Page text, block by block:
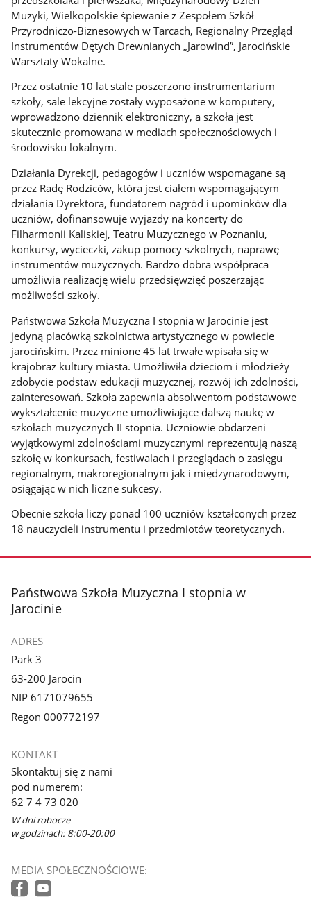
Muzyki, Wielkopolskie śpiewanie z Zespołem Szkół
Przyrodniczo-Biznesowych w Tarcach, Regionalny Przegląd
Instrumentów Dętych Drewnianych „Jarowind”, Jarocińskie
Warsztaty Wokalne.
Przez ostatnie 10 lat stale poszerzono instrumentarium
szkoły, sale lekcyjne zostały wyposażone w komputery,
wprowadzono dziennik elektroniczny, a szkoła jest
skutecznie promowana w mediach społecznościowych i
środowisku lokalnym.
Działania Dyrekcji, pedagogów i uczniów wspomagane są
przez Radę Rodziców, która jest ciałem wspomagającym
działania Dyrektora, fundatorem nagród i upominków dla
uczniów, dofinansowuje wyjazdy na koncerty do
Filharmonii Kaliskiej, Teatru Muzycznego w Poznaniu,
konkursy, wycieczki, zakup pomocy szkolnych, naprawę
instrumentów muzycznych. Bardzo dobra współpraca
umożliwia realizację wielu przedsięwzięć poszerzając
możliwości szkoły.
Państwowa Szkoła Muzyczna I stopnia w Jarocinie jest
jedyną placówką szkolnictwa artystycznego w powiecie
jarocińskim. Przez minione 45 lat trwałe wpisała się w
krajobraz kultury miasta. Umożliwiła dzieciom i młodzieży
zdobycie podstaw edukacji muzycznej, rozwój ich zdolności,
zainteresowań. Szkoła zapewnia absolwentom podstawowe
wykształcenie muzyczne umożliwiające dalszą naukę w
szkołach muzycznych II stopnia. Uczniowie obdarzeni
wyjątkowymi zdolnościami muzycznymi reprezentują naszą
szkołę w konkursach, festiwalach i przeglądach o zasięgu
regionalnym, makroregionalnym jak i międzynarodowym,
osiągając w nich liczne sukcesy.
Obecnie szkoła liczy ponad 100 uczniów kształconych przez
18 nauczycieli instrumentu i przedmiotów teoretycznych.
stopka
Państwowa Szkoła Muzyczna I stopnia w
Jarocinie
ADRES
Park 3
63-200 Jarocin
NIP 6171079655
Regon 000772197
KONTAKT
Skontaktuj się z nami
pod numerem:
62 7 4 73 020
W dni robocze
w godzinach: 8:00-20:00
MEDIA SPOŁECZNOŚCIOWE: